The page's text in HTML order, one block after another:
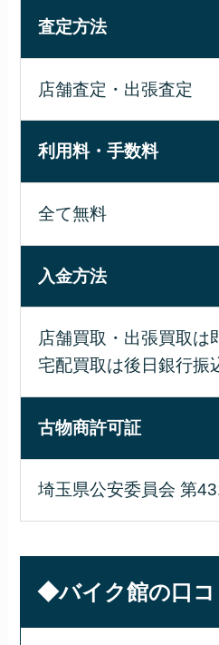
査定方法
店舗査定・出張査定
利用料・手数料
全て無料
入金方法
店舗買取・出張買取は
宅配買取は後日銀行振
古物商許可証
埼玉県公安委員会 第
◆バイク館の口コ